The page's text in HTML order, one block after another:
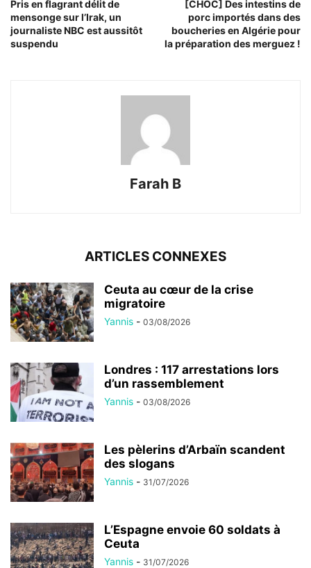
Pris en flagrant délit de
mensonge sur l’Irak, un
journaliste NBC est aussitôt
suspendu
[CHOC] Des intestins de
porc importés dans des
boucheries en Algérie pour
la préparation des merguez !
Farah B
ARTICLES CONNEXES
Ceuta au cœur de la crise
migratoire
Yannis - 03/08/2026
Londres : 117 arrestations lors
d’un rassemblement
Yannis - 03/08/2026
Les pèlerins d’Arbaïn scandent
des slogans
Yannis - 31/07/2026
L’Espagne envoie 60 soldats à
Ceuta
Yannis - 31/07/2026